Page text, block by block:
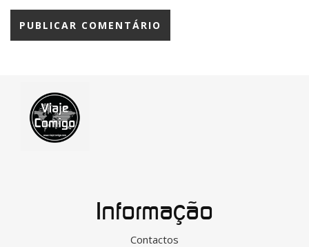
Informação
Contactos